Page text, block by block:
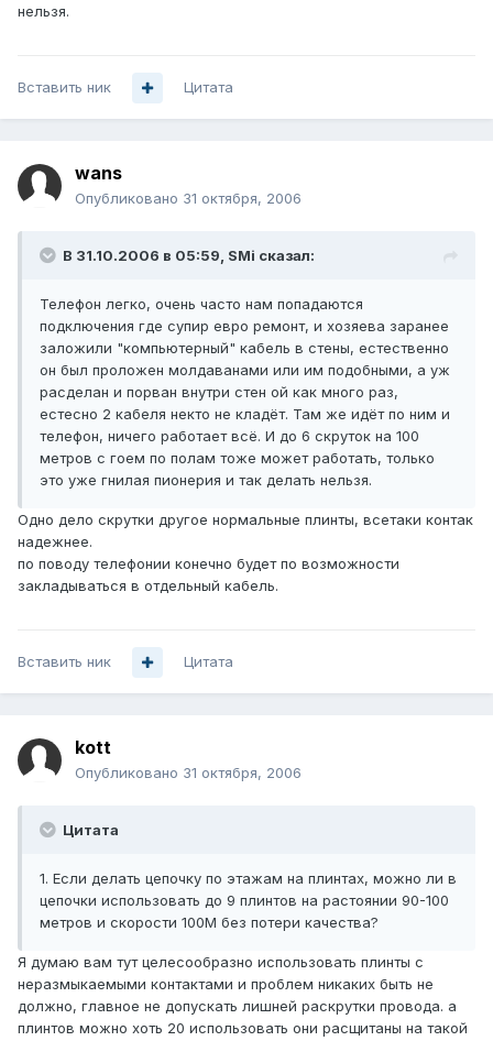
нельзя.
Вставить ник Цитата
wans
Опубликовано 31 октября, 2006
В 31.10.2006 в 05:59, SMi сказал:
Телефон легко, очень часто нам попадаются
подключения где супир евро ремонт, и хозяева заранее
заложили "компьютерный" кабель в стены, естественно
он был проложен молдаванами или им подобными, а уж
расделан и порван внутри стен ой как много раз,
естесно 2 кабеля некто не кладёт. Там же идёт по ним и
телефон, ничего работает всё. И до 6 скруток на 100
метров с гоем по полам тоже может работать, только
это уже гнилая пионерия и так делать нельзя.
Одно дело скрутки другое нормальные плинты, всетаки контак
надежнее.
по поводу телефонии конечно будет по возможности
закладываться в отдельный кабель.
Вставить ник Цитата
kott
Опубликовано 31 октября, 2006
Цитата
1. Если делать цепочку по этажам на плинтах, можно ли в
цепочки использовать до 9 плинтов на растоянии 90-100
метров и скорости 100М без потери качества?
Я думаю вам тут целесообразно использовать плинты с
неразмыкаемыми контактами и проблем никаких быть не
должно, главное не допускать лишней раскрутки провода. а
плинтов можно хоть 20 использовать они расщитаны на такой